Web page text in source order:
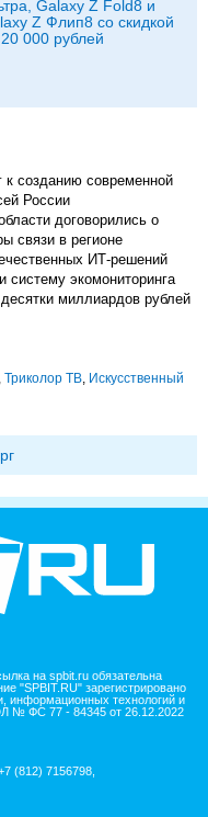
Galaxy Z Fold8 и
Z Флип8 со скидкой
000 рублей
созданию современной
России
договорились о
связи в регионе
ИТ-решений
систему экомониторинга
миллиардов рублей
, Триколор ТВ, Искусственный
на spbit.ru обязательна
"SPBIT.RU" зарегистрировано
информационных технологий и
№ ФС 77 - 84345 от 26.12.2022
(812) 7156798,